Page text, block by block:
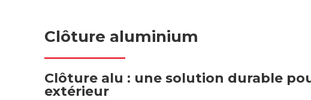
Clôture aluminium
Clôture alu : une solution durable
extérieur